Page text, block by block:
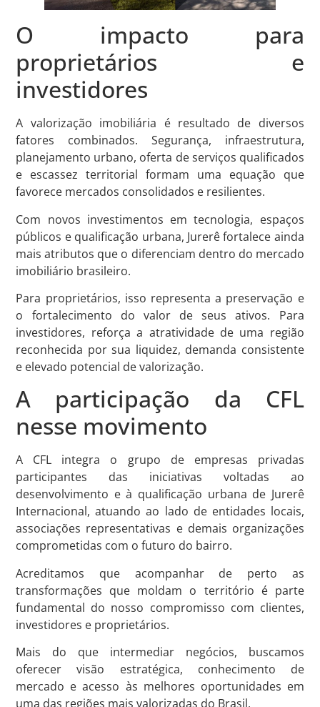
O impacto para
proprietários e
investidores
A valorização imobiliária é resultado de diversos
fatores combinados. Segurança, infraestrutura,
planejamento urbano, oferta de serviços qualificados
e escassez territorial formam uma equação que
favorece mercados consolidados e resilientes.
Com novos investimentos em tecnologia, espaços
públicos e qualificação urbana, Jurerê fortalece ainda
mais atributos que o diferenciam dentro do mercado
imobiliário brasileiro.
Para proprietários, isso representa a preservação e
o fortalecimento do valor de seus ativos. Para
investidores, reforça a atratividade de uma região
reconhecida por sua liquidez, demanda consistente
e elevado potencial de valorização.
A participação da CFL
nesse movimento
A CFL integra o grupo de empresas privadas
participantes das iniciativas voltadas ao
desenvolvimento e à qualificação urbana de Jurerê
Internacional, atuando ao lado de entidades locais,
associações representativas e demais organizações
comprometidas com o futuro do bairro.
Acreditamos que acompanhar de perto as
transformações que moldam o território é parte
fundamental do nosso compromisso com clientes,
investidores e proprietários.
Mais do que intermediar negócios, buscamos
oferecer visão estratégica, conhecimento de
mercado e acesso às melhores oportunidades em
uma das regiões mais valorizadas do Brasil.